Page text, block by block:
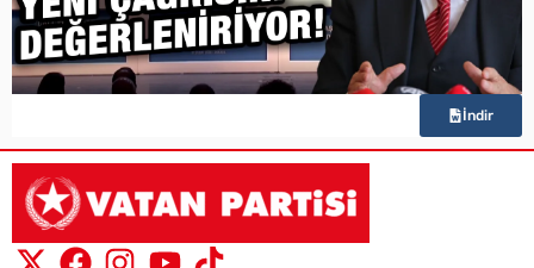
İndir